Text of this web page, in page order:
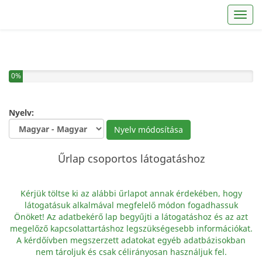
You have completed 0% of this survey
0%
Nyelv:
Nyelv módosítása
Űrlap csoportos látogatáshoz
Kérjük töltse ki az alábbi űrlapot annak érdekében, hogy
látogatásuk alkalmával megfelelő módon fogadhassuk
Önöket! Az adatbekérő lap begyűjti a látogatáshoz és az azt
megelőző kapcsolattartáshoz legszükségesebb információkat.
A kérdőívben megszerzett adatokat egyéb adatbázisokban
nem tároljuk és csak célirányosan használjuk fel.